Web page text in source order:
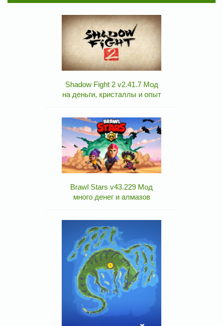
Shadow Fight 2 v2.41.7 Мод
на деньги, кристаллы и опыт
Brawl Stars v43.229 Мод
много денег и алмазов